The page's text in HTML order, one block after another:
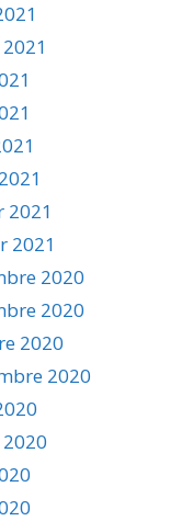
2021
2021
2020
2020
2020
2020